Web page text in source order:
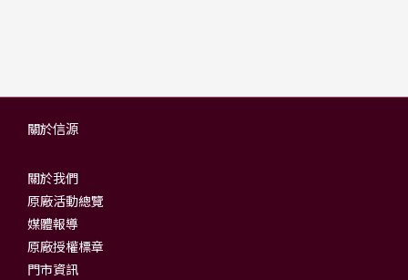
關於信源
關於我們
原廠活動總覽
媒體報導
原廠授權標章
門市資訊